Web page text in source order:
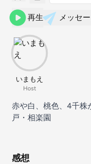
再生 メッセ
いまもえ
Host
赤や白、桃色、4千
戸・相楽園
感想